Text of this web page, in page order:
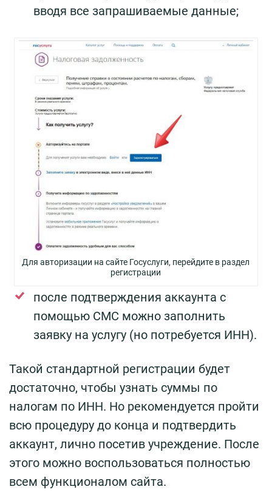
вводя все запрашиваемые данные;
Для авторизации на сайте Госуслуги, перейдите в раздел
регистрации
после подтверждения аккаунта с
помощью СМС можно заполнить
заявку на услугу (но потребуется ИНН).
Такой стандартной регистрации будет
достаточно, чтобы узнать суммы по
налогам по ИНН. Но рекомендуется пройти
всю процедуру до конца и подтвердить
аккаунт, лично посетив учреждение. После
этого можно воспользоваться полностью
всем функционалом сайта.